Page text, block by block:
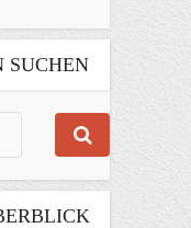
SUCHEN